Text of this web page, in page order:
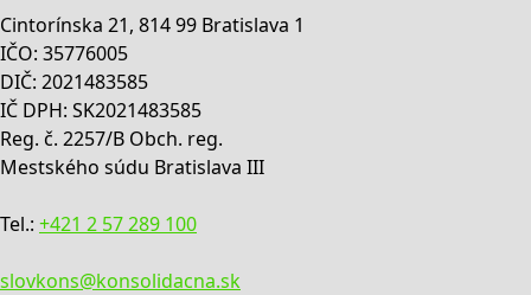
Cintorínska 21, 814 99 Bratislava 1
IČO: 35776005
DIČ: 2021483585
IČ DPH: SK2021483585
Reg. č. 2257/B Obch. reg.
Mestského súdu Bratislava III
Tel.: +421 2 57 289 100
slovkons@konsolidacna.sk